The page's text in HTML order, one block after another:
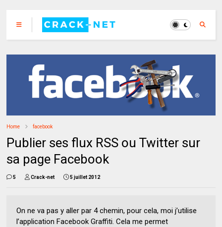
Home facebook
Publier ses flux RSS ou Twitter sur
sa page Facebook
5 Crack-net 5 juillet 2012
On ne va pas y aller par 4 chemin, pour cela, moi j’utilise
l’application Facebook Graffiti. Cela me permet